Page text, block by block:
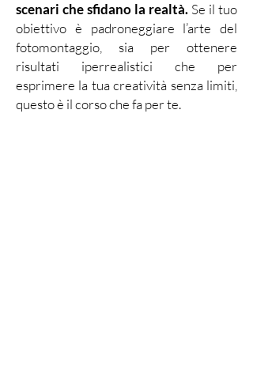
scenari che sfidano la realtà. Se il tuo
obiettivo è padroneggiare l’arte del
fotomontaggio, sia per ottenere
risultati iperrealistici che per
esprimere la tua creatività senza limiti,
questo è il corso che fa per te.